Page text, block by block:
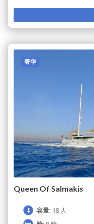
奢华
Queen Of Salmakis
容量: 18 人